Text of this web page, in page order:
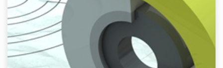
WEBSEITE
Webseite WordPress